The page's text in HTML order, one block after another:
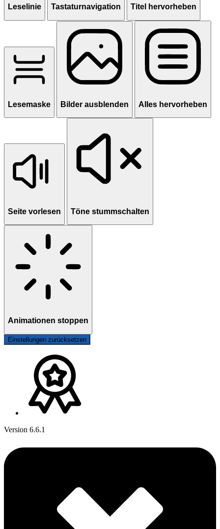
Leselinie Tastaturnavigation Titel hervorheben
Lesemaske Bilder ausblenden Alles hervorheben
Seite vorlesen Töne stummschalten
Animationen stoppen
Einstellungen zurücksetzen
Version 6.6.1